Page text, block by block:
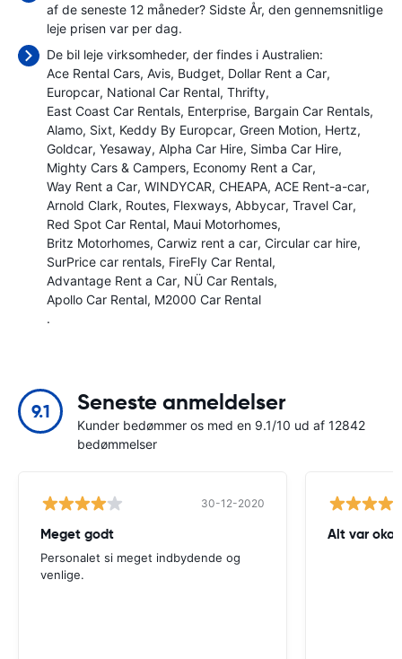
af de seneste 12 måneder? Sidste År, den gennemsnitlige
leje prisen var per dag.
De bil leje virksomheder, der findes i Australien:
Ace Rental Cars Avis Budget Dollar Rent a Car
Europcar National Car Rental Thrifty
East Coast Car Rentals Enterprise Bargain Car Rentals
Alamo Sixt Keddy By Europcar Green Motion Hertz
Goldcar Yesaway Alpha Car Hire Simba Car Hire
Mighty Cars & Campers Economy Rent a Car
Way Rent a Car WINDYCAR CHEAPA ACE Rent-a-car
Arnold Clark Routes Flexways Abbycar Travel Car
Red Spot Car Rental Maui Motorhomes
Britz Motorhomes Carwiz rent a car Circular car hire
SurPrice car rentals FireFly Car Rental
Advantage Rent a Car NÜ Car Rentals
Apollo Car Rental M2000 Car Rental
.
9.1 Seneste anmeldelser
Kunder bedømmer os med en 9.1/10 ud af 12842
bedømmelser
30-12-2020
Meget godt
Personalet si meget indbydende og
venlige.
Alt var okay